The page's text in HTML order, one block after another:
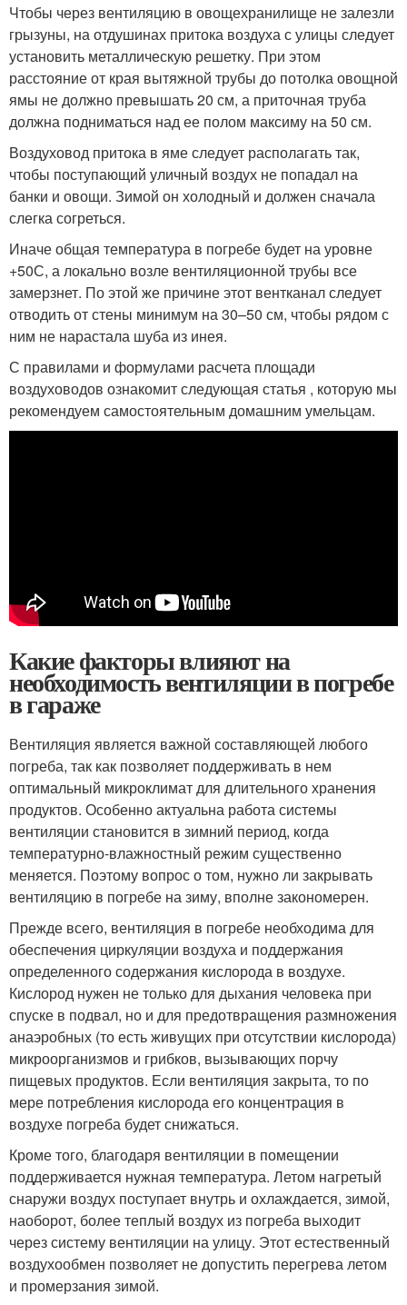
Чтобы через вентиляцию в овощехранилище не залезли
грызуны, на отдушинах притока воздуха с улицы следует
установить металлическую решетку. При этом
расстояние от края вытяжной трубы до потолка овощной
ямы не должно превышать 20 см, а приточная труба
должна подниматься над ее полом максиму на 50 см.
Воздуховод притока в яме следует располагать так,
чтобы поступающий уличный воздух не попадал на
банки и овощи. Зимой он холодный и должен сначала
слегка согреться.
Иначе общая температура в погребе будет на уровне
+50С, а локально возле вентиляционной трубы все
замерзнет. По этой же причине этот вентканал следует
отводить от стены минимум на 30–50 см, чтобы рядом с
ним не нарастала шуба из инея.
С правилами и формулами расчета площади
воздуховодов ознакомит следующая статья , которую мы
рекомендуем самостоятельным домашним умельцам.
Какие факторы влияют на
необходимость вентиляции в погребе
в гараже
Вентиляция является важной составляющей любого
погреба, так как позволяет поддерживать в нем
оптимальный микроклимат для длительного хранения
продуктов. Особенно актуальна работа системы
вентиляции становится в зимний период, когда
температурно-влажностный режим существенно
меняется. Поэтому вопрос о том, нужно ли закрывать
вентиляцию в погребе на зиму, вполне закономерен.
Прежде всего, вентиляция в погребе необходима для
обеспечения циркуляции воздуха и поддержания
определенного содержания кислорода в воздухе.
Кислород нужен не только для дыхания человека при
спуске в подвал, но и для предотвращения размножения
анаэробных (то есть живущих при отсутствии кислорода)
микроорганизмов и грибков, вызывающих порчу
пищевых продуктов. Если вентиляция закрыта, то по
мере потребления кислорода его концентрация в
воздухе погреба будет снижаться.
Кроме того, благодаря вентиляции в помещении
поддерживается нужная температура. Летом нагретый
снаружи воздух поступает внутрь и охлаждается, зимой,
наоборот, более теплый воздух из погреба выходит
через систему вентиляции на улицу. Этот естественный
воздухообмен позволяет не допустить перегрева летом
и промерзания зимой.